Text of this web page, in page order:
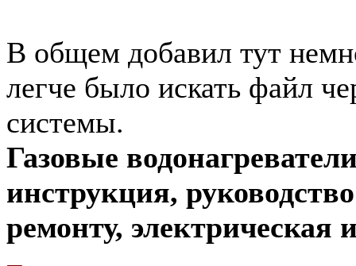
В общем добавил тут
легче было искать файл
системы.
Газовые
инструкция,
ремонту, электрическая